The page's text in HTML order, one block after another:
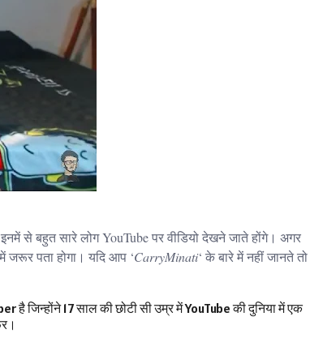
से बहुत सारे लोग YouTube पर वीडियो देखने जाते होंगे। अगर
जरूर पता होगा। यदि आप ‘CarryMinati‘ के बारे में नहीं जानते तो
जिन्होंने 17 साल की छोटी सी उम्र में YouTube की दुनिया में एक